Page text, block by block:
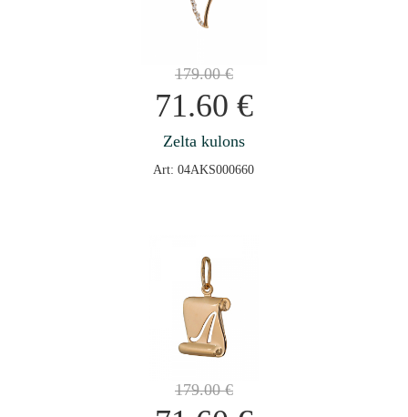
179.00€
71.60 €
Zelta kulons
Art: 04AKS000660
179.00€